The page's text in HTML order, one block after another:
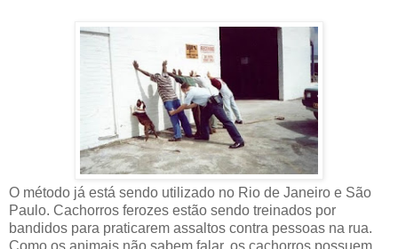
O método já está sendo utilizado no Rio de Janeiro e São
Paulo. Cachorros ferozes estão sendo treinados por
bandidos para praticarem assaltos contra pessoas na rua.
Como os animais não sabem falar, os cachorros possuem